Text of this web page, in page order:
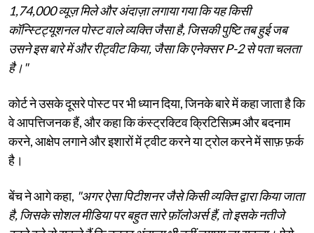
1,74,000 व्यूज़ मिले और अंदाज़ा लगाया गया कि यह किसी
कॉन्स्टिट्यूशनल पोस्ट वाले व्यक्ति जैसा है, जिसकी पुष्टि तब हुई जब
उसने इस बारे में और रीट्वीट किया, जैसा कि एनेक्सर P-2 से पता चलता
है।"
कोर्ट ने उसके दूसरे पोस्ट पर भी ध्यान दिया, जिनके बारे में कहा जाता है कि
वे आपत्तिजनक हैं, और कहा कि कंस्ट्रक्टिव क्रिटिसिज़्म और बदनाम
करने, आक्षेप लगाने और इशारों में ट्वीट करने या ट्रोल करने में साफ़ फ़र्क
है।
बेंच ने आगे कहा, "अगर ऐसा पिटीशनर जैसे किसी व्यक्ति द्वारा किया जाता
है, जिसके सोशल मीडिया पर बहुत सारे फ़ॉलोअर्स हैं, तो इसके नतीजे